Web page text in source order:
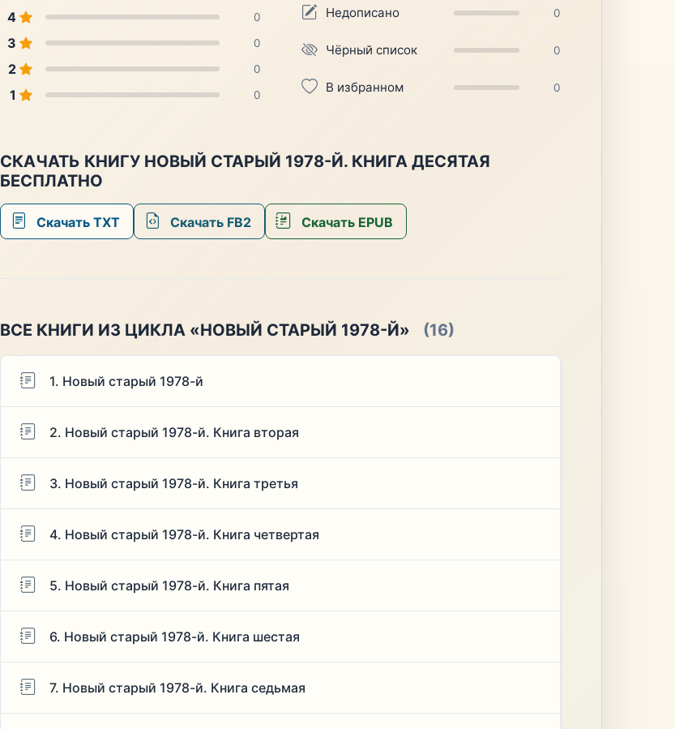
4 0
3 0
2 0
1 0
Недописано 0
Чёрный список 0
В избранном 0
СКАЧАТЬ КНИГУ НОВЫЙ СТАРЫЙ 1978-Й. КНИГА ДЕСЯТАЯ
БЕСПЛАТНО
Скачать TXT Скачать FB2 Скачать EPUB
ВСЕ КНИГИ ИЗ ЦИКЛА «НОВЫЙ СТАРЫЙ 1978-Й» (16)
1. Новый старый 1978-й
2. Новый старый 1978-й. Книга вторая
3. Новый старый 1978-й. Книга третья
4. Новый старый 1978-й. Книга четвертая
5. Новый старый 1978-й. Книга пятая
6. Новый старый 1978-й. Книга шестая
7. Новый старый 1978-й. Книга седьмая